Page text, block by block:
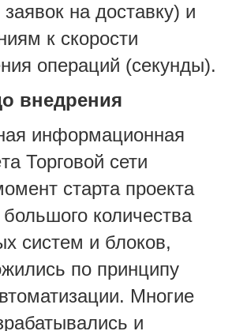
на доставку) и
к скорости
операций (секунды).
внедрения
информационная
Торговой сети
старта проекта
количества
систем и блоков,
по принципу
Многие
и